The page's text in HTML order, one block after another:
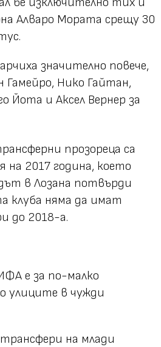
Алваро Мората срещу 30
значително повече,
Гамейро, Нико Гайтан,
Йота и Аксел Вернер за
прозореца са
на 2017 година, което
в Лозана потвърди
клуба няма да имат
до 2018-а.
е за по-малко
улиците в чужди
на млади